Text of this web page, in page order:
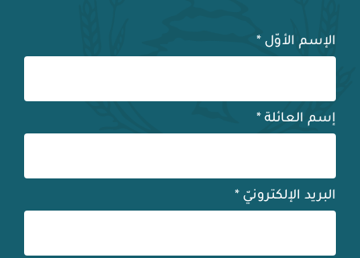
الإسم الأوّل *
إسم العائلة *
البريد الإلكترونيّ *